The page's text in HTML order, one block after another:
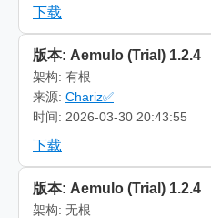
下载
版本: Aemulo (Trial) 1.2.4
架构: 有根
来源: Chariz✅
时间: 2026-03-30 20:43:55
下载
版本: Aemulo (Trial) 1.2.4
架构: 无根